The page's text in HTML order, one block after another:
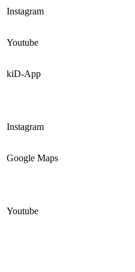
Instagram
Youtube
kiD-App
Instagram
Google Maps
Youtube